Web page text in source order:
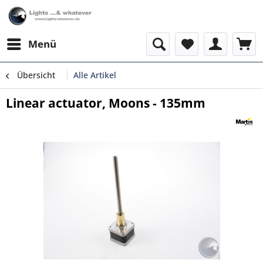
Menü
Übersicht Alle Artikel
Linear actuator, Moons - 135mm